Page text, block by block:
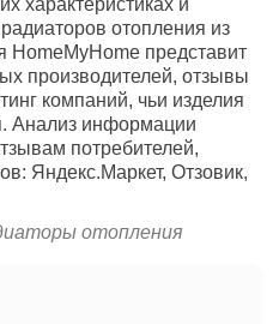
характеристиках и
отопления из
представит
производителей, отзывы
компаний, чьи изделия
Анализ информации
потребителей,
Яндекс.Маркет, Отзовик,
отопления